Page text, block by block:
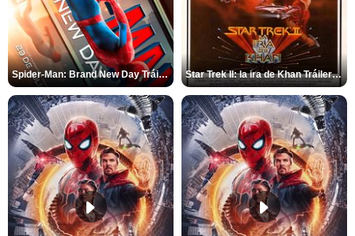
Spider-Man: Brand New Day Tráiler (3) Star Trek II: la ira de Khan Tráiler VO